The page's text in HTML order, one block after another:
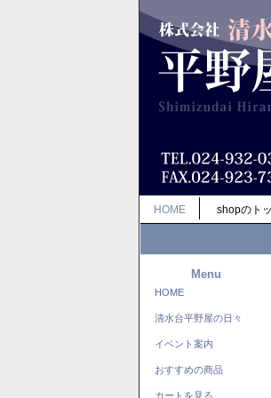
HOME shopのト
Menu
HOME
清水台平野屋の日々
イベント案内
おすすめの商品
カートを見る